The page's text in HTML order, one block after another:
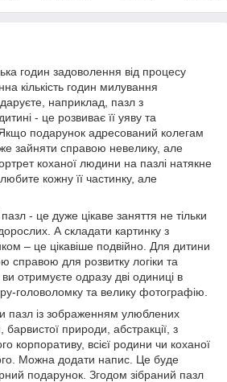
годин задоволення від процесу
кількість годин милування
наприклад, пазл з
- це розвиває її уяву та
Якщо подарунок адресований колегам
зайняти справою невелику, але
коханої людини на пазлі натякне
кожну її частинку, але
- це дуже цікаве заняття не тільки
А складати картинку з
– це цікавіше подвійно. Для дитини
справою для розвитку логіки та
отримуєте одразу дві одиниці в
головоломку та велику фотографію.
із зображенням улюблених
барвистої природи, абстракції, з
корпоративу, всієї родини чи коханої
Можна додати напис. Це буде
подарунок. Згодом зібраний пазл